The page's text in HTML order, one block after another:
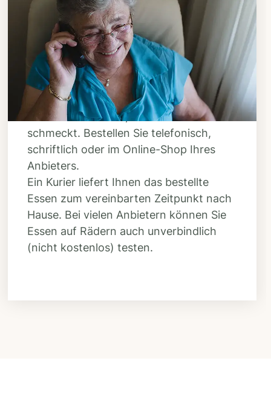
Schritt 3
Bestellen & liefern
lassen
Suchen Sie sich aus dem Speiseplan
Ihres Anbieters aus, was Ihnen
schmeckt. Bestellen Sie telefonisch,
schriftlich oder im Online-Shop Ihres
Anbieters.
Ein Kurier liefert Ihnen das bestellte
Essen zum vereinbarten Zeitpunkt nach
Hause. Bei vielen Anbietern können Sie
Essen auf Rädern auch unverbindlich
(nicht kostenlos) testen.